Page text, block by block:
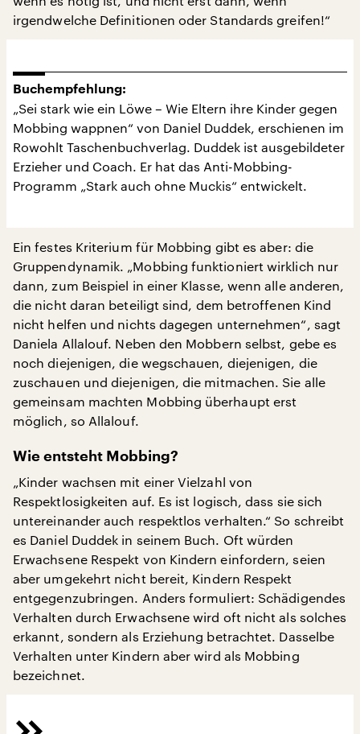
irgendwelche Definitionen oder Standards greifen!“
Buchempfehlung:
„Sei stark wie ein Löwe – Wie Eltern ihre Kinder gegen
Mobbing wappnen“ von Daniel Duddek, erschienen im
Rowohlt Taschenbuchverlag. Duddek ist ausgebildeter
Erzieher und Coach. Er hat das Anti-Mobbing-
Programm „Stark auch ohne Muckis“ entwickelt.
Ein festes Kriterium für Mobbing gibt es aber: die
Gruppendynamik. „Mobbing funktioniert wirklich nur
dann, zum Beispiel in einer Klasse, wenn alle anderen,
die nicht daran beteiligt sind, dem betroffenen Kind
nicht helfen und nichts dagegen unternehmen“, sagt
Daniela Allalouf. Neben den Mobbern selbst, gebe es
noch diejenigen, die wegschauen, diejenigen, die
zuschauen und diejenigen, die mitmachen. Sie alle
gemeinsam machten Mobbing überhaupt erst
möglich, so Allalouf.
Wie entsteht Mobbing?
„Kinder wachsen mit einer Vielzahl von
Respektlosigkeiten auf. Es ist logisch, dass sie sich
untereinander auch respektlos verhalten.“ So schreibt
es Daniel Duddek in seinem Buch. Oft würden
Erwachsene Respekt von Kindern einfordern, seien
aber umgekehrt nicht bereit, Kindern Respekt
entgegenzubringen. Anders formuliert: Schädigendes
Verhalten durch Erwachsene wird oft nicht als solches
erkannt, sondern als Erziehung betrachtet. Dasselbe
Verhalten unter Kindern aber wird als Mobbing
bezeichnet.